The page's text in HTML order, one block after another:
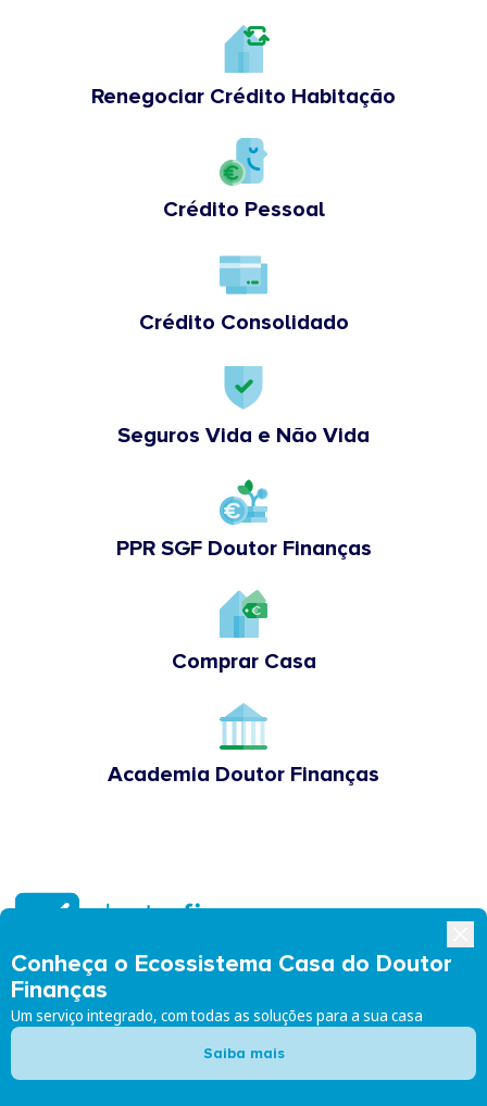
Renegociar Crédito Habitação
Crédito Pessoal
Crédito Consolidado
Seguros Vida e Não Vida
PPR SGF Doutor Finanças
Comprar Casa
Academia Doutor Finanças
Conheça o Ecossistema Casa do Doutor
Finanças
Um serviço integrado, com todas as soluções para a sua casa
Saiba mais
Siga-nos:
Doutor Finanças Rede